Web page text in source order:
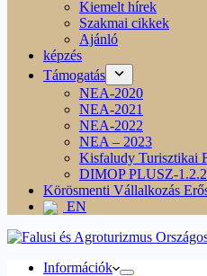
Kiemelt hírek
Szakmai cikkek
Ajánló
képzés
Támogatás
NEA-2020
NEA-2021
NEA-2022
NEA – 2023
Kisfaludy Turisztikai
DIMOP PLUSZ-
Körösmenti Vállalkozás
EN
Információk